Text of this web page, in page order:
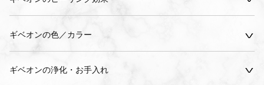
ギベオンの色／カラー
ギベオンの浄化・お手入れ